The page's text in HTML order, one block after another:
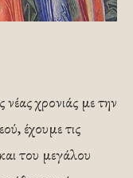
χρονιάς με την
έχουμε τις
του μεγάλου